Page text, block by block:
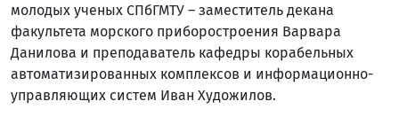
молодых ученых СПбГМТУ – заместитель декана
факультета морского приборостроения Варвара
Данилова и преподаватель кафедры корабельных
автоматизированных комплексов и информационно-
управляющих систем Иван Художилов.